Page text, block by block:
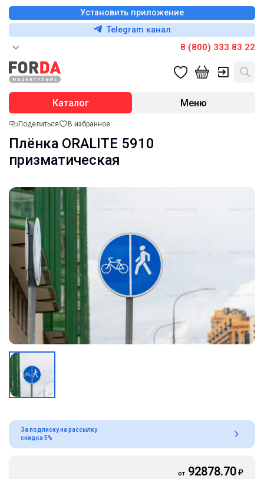
Установить приложение
Telegram канал
8 (800) 333 83 22
Каталог Меню
Поделиться В избранное
Плёнка ORALITE 5910
призматическая
За подписку на рассылку
скидка 5%
от 92878.70